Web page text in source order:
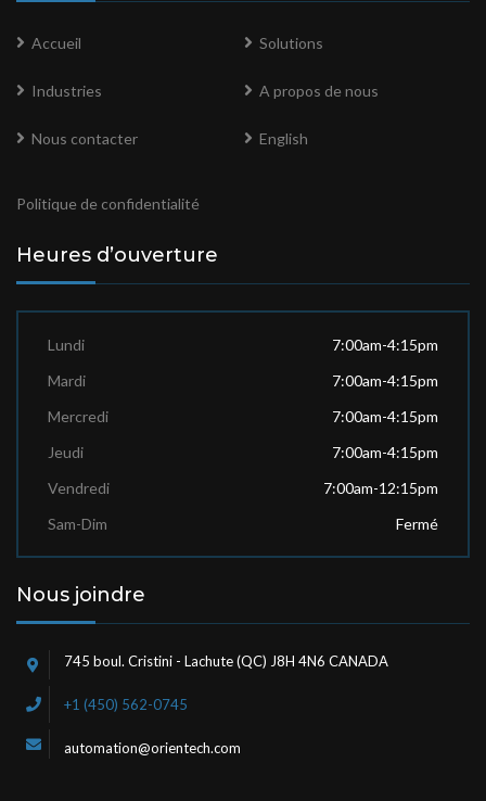
Accueil Solutions
Industries A propos de nous
Nous contacter English
Politique de confidentialité
Heures d’ouverture
Lundi
7:00am-4:15pm
Mardi
7:00am-4:15pm
Mercredi
7:00am-4:15pm
Jeudi
7:00am-4:15pm
Vendredi
7:00am-12:15pm
Sam-Dim
Fermé
Nous joindre
745 boul. Cristini - Lachute (QC) J8H 4N6 CANADA
+1 (450) 562-0745
automation@orientech.com